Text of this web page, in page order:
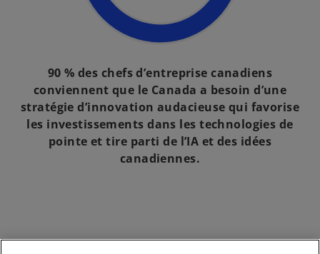
90 % des chefs d’entreprise canadiens
conviennent que le Canada a besoin d’une
stratégie d’innovation audacieuse qui favorise
les investissements dans les technologies de
pointe et tire parti de l’IA et des idées
canadiennes.